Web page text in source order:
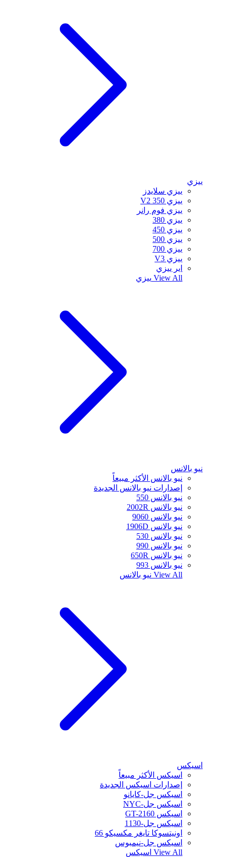
ييزي
ييزي سلايدز
ييزي 350 V2
ييزي فوم رانر
ييزي 380
ييزي 450
ييزي 500
ييزي 700
ييزي V3
اير ييزي
View All ييزي
نيو بالانس
نيو بالانس الأكثر مبيعاً
إصدارات نيو بالانس الجديدة
نيو بالانس 550
نيو بالانس 2002R
نيو بالانس 9060
نيو بالانس 1906D
نيو بالانس 530
نيو بالانس 990
نيو بالانس 650R
نيو بالانس 993
View All نيو بالانس
اسيكس
اسيكس الأكثر مبيعاً
إصدارات اسيكس الجديدة
اسيكس جل-كايانو
اسيكس جل-NYC
اسيكس GT-2160
اسيكس جل-1130
اونيتسوكا تايغر مكسيكو 66
اسيكس جل-نيمبوس
View All اسيكس